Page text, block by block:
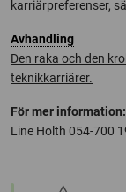
karriärpreferenser,
Avhandling
Den raka och den
teknikkarriärer.
För mer information:
Line Holth 054-700